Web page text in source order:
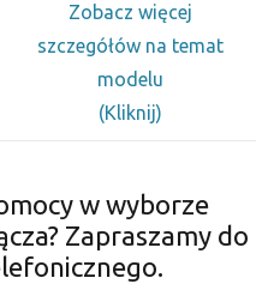
Zobacz więcej
szczegółów na temat
modelu
(Kliknij)
w wyborze
Zapraszamy do